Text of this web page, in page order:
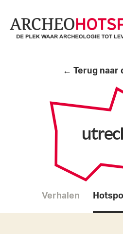
← Terug naar
Verhalen